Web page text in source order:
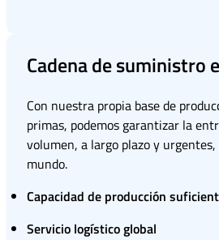
Cadena de suministro
Con nuestra propia base de
primas, podemos garantizar la
volumen, a largo plazo y
mundo.
Capacidad de producción
Servicio logístico global